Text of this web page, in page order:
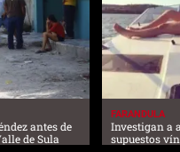
antes de
de Sula
FARANDULA
Investigan a
supuestos